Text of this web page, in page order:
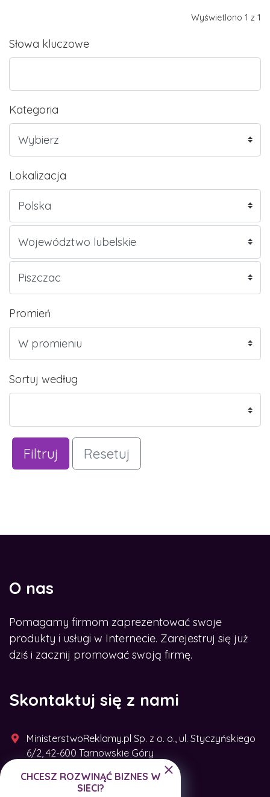
Słowa kluczowe
Kategoria
Lokalizacja
Promień
Sortuj według
Filtruj Resetuj
Wyświetlono 1 z 1
O nas
Pomagamy firmom zaprezentować swoje
produkty i usługi w Internecie. Zarejestruj się już
dziś i zacznij promować swoją firmę.
Skontaktuj się z nami
MinisterstwoReklamy.pl Sp. z o. o., ul. Styczyńskiego
6/2, 42-600 Tarnowskie Góry
+48 791 493 287
CHCESZ ROZWINĄĆ BIZNES W
SIECI?